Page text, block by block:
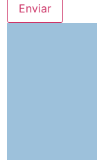
Enviar